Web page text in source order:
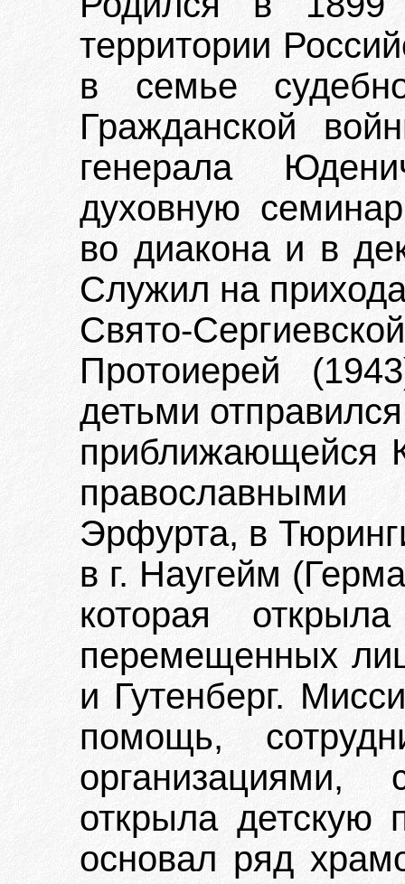
территории
в семье
Гражданской
генерала
духовную
во диакона и в
Служил на
Свято-
Протоиерей
детьми
приближающейся
Эрфурта, в
в г. Наугейм
которая
перемещенных
и Гутенберг.
помощь,
организациями,
открыла детскую
основал ряд